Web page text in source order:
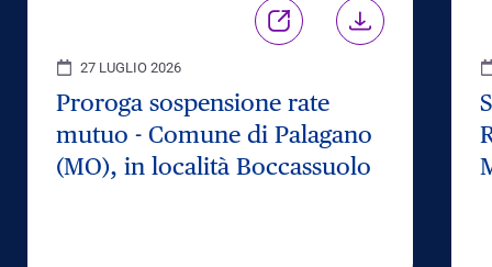
27 LUGLIO 2026
Proroga sospensione rate
mutuo - Comune di Palagano
(MO), in località Boccassuolo